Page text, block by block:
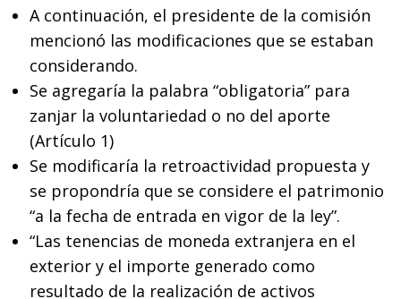
A continuación, el presidente de la comisión
mencionó las modificaciones que se estaban
considerando.
Se agregaría la palabra “obligatoria” para
zanjar la voluntariedad o no del aporte
(Artículo 1)
Se modificaría la retroactividad propuesta y
se propondría que se considere el patrimonio
“a la fecha de entrada en vigor de la ley”.
“Las tenencias de moneda extranjera en el
exterior y el importe generado como
resultado de la realización de activos